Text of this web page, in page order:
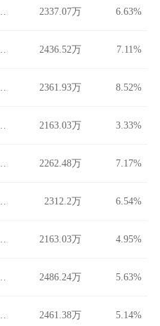
USDT 2337.07万 6.63%
USDT 2436.52万 7.11%
USDT 2361.93万 8.52%
USDT 2163.03万 3.33%
USDT 2262.48万 7.17%
USDT 2312.2万 6.54%
USDT 2163.03万 4.95%
USDT 2486.24万 5.63%
USDT 2461.38万 5.14%